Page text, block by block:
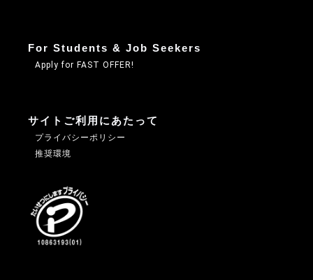
For Students & Job Seekers
Apply for FAST OFFER!
サイトご利用にあたって
プライバシーポリシー
推奨環境